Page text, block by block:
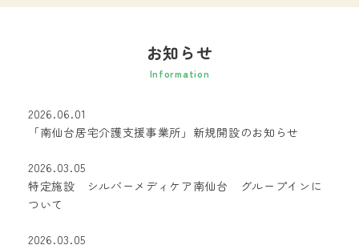
お知らせ
Information
2026.06.01
「南仙台居宅介護支援事業所」新規開設のお知らせ
2026.03.05
特定施設 シルバーメディケア南仙台 グループインに
ついて
2026.03.05